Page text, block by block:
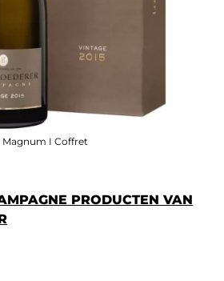
Magnum I Coffret
PRODUCTEN VAN